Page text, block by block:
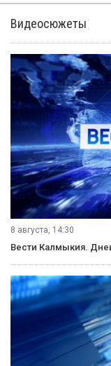
Видеосюжеты
8 августа, 14:30
Вести Калмыкия.